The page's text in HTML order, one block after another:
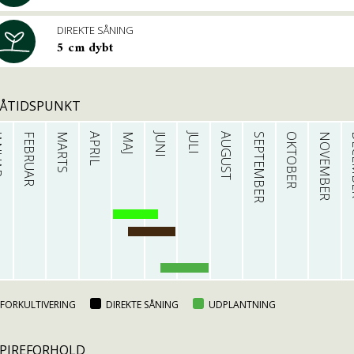
DIREKTE SÅNING
5 cm dybt
FEBRUAR MARTS APRIL MAJ JUNI JULI AUGUST SEPTEMBER OKTOBER NOVEMBER
FORKULTIVERING DIREKTE SÅNING UDPLANTNING